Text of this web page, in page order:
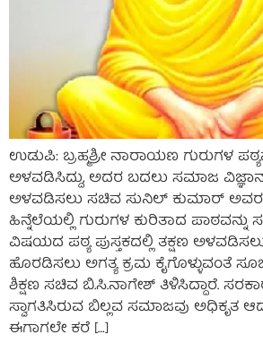
ಉಡುಪಿ: ಬ್ರಹ್ಮಶ್ರೀ ನಾರಾಯಣ ಗುರುಗಳ
ಅಳವಡಿಸಿದ್ದು, ಅದರ ಬದಲು ಸಮಾಜ
ಅಳವಡಿಸಲು ಸಚಿವ ಸುನಿಲ್ ಕುಮಾರ್
ಹಿನ್ನೆಲೆಯಲ್ಲಿ ಗುರುಗಳ ಕುರಿತಾದ ಪಾಠವನ್ನು
ವಿಷಯದ ಪಠ್ಯ ಪುಸ್ತಕದಲ್ಲಿ ತಕ್ಷಣ
ಹೊರಡಿಸಲು ಅಗತ್ಯ ಕ್ರಮ ಕೈಗೊಳ್ಳುವಂತೆ
ಶಿಕ್ಷಣ ಸಚಿವ ಬಿ.ಸಿ.ನಾಗೇಶ್ ತಿಳಿಸಿದ್ದಾರೆ.
ಸ್ವಾಗತಿಸಿರುವ ಬಿಲ್ಲವ ಸಮಾಜವು ಅಧಿಕೃತ
ಈಗಾಗಲೇ ಕರೆ […]